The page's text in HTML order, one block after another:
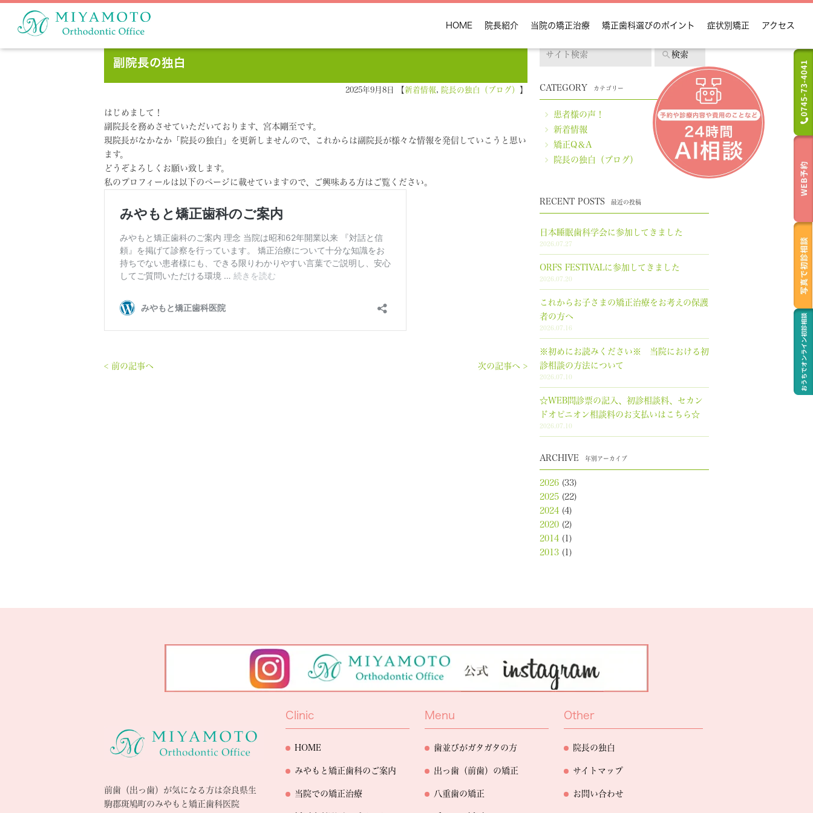
HOME 院長紹介 当院の矯正治療 矯正歯科選びのポイント 症状別矯正 アクセス
副院長の独白
2025年9月8日 【新着情報, 院長の独白（ブログ） 】
はじめまして！
副院長を務めさせていただいております、宮本剛至です。
現院長がなかなか「院長の独白」を更新しませんので、これからは副院長が様々な情報を発信していこうと思い
ます。
どうぞよろしくお願い致します。
私のプロフィールは以下のページに載せていますので、ご興味ある方はご覧ください。
< 前の記事へ 次の記事へ >
CATEGORY カテゴリー
カテゴリー
患者様の声！
新着情報
矯正Q＆A
院長の独白（ブログ）
RECENT POSTS 最近の投稿
日本睡眠歯科学会に参加してきました
2026.07.27
ORFS FESTIVALに参加してきました
2026.07.20
これからお子さまの矯正治療をお考えの保護
者の方へ
2026.07.16
※初めにお読みください※ 当院における初
診相談の方法について
2026.07.10
☆WEB問診票の記入、初診相談料、セカン
ドオピニオン相談料のお支払いはこちら☆
2026.07.10
ARCHIVE 年別アーカイブ
2026 (33)
2025 (22)
2024 (4)
2020 (2)
2014 (1)
2013 (1)
前歯（出っ歯）が気になる方は奈良県生
駒郡斑鳩町のみやもと矯正歯科医院
Clinic
HOME
みやもと矯正歯科のご案内
当院での矯正治療
Menu
歯並びがガタガタの方
出っ歯（前歯）の矯正
八重歯の矯正
Other
院長の独白
サイトマップ
お問い合わせ